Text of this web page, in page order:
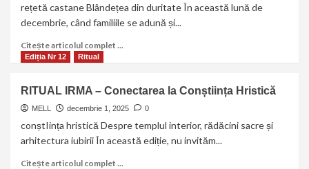
rețetă castane Blândețea din duritate În această lună de
decembrie, când familiile se adună și...
Citește articolul complet ...
Ediția Nr 12 Ritual
RITUAL IRMA – Conectarea la Conștiința Hristică
MELL decembrie 1, 2025 0
conștIința hristică Despre templul interior, rădăcini sacre și
arhitectura iubirii În această ediție, nu invităm...
Citește articolul complet ...